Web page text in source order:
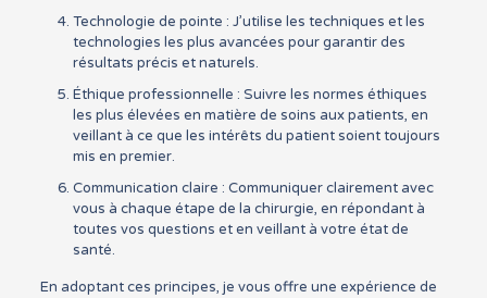
Technologie de pointe : J’utilise les techniques et les
technologies les plus avancées pour garantir des
résultats précis et naturels.
Éthique professionnelle : Suivre les normes éthiques
les plus élevées en matière de soins aux patients, en
veillant à ce que les intérêts du patient soient toujours
mis en premier.
Communication claire : Communiquer clairement avec
vous à chaque étape de la chirurgie, en répondant à
toutes vos questions et en veillant à votre état de
santé.
En adoptant ces principes, je vous offre une expérience de